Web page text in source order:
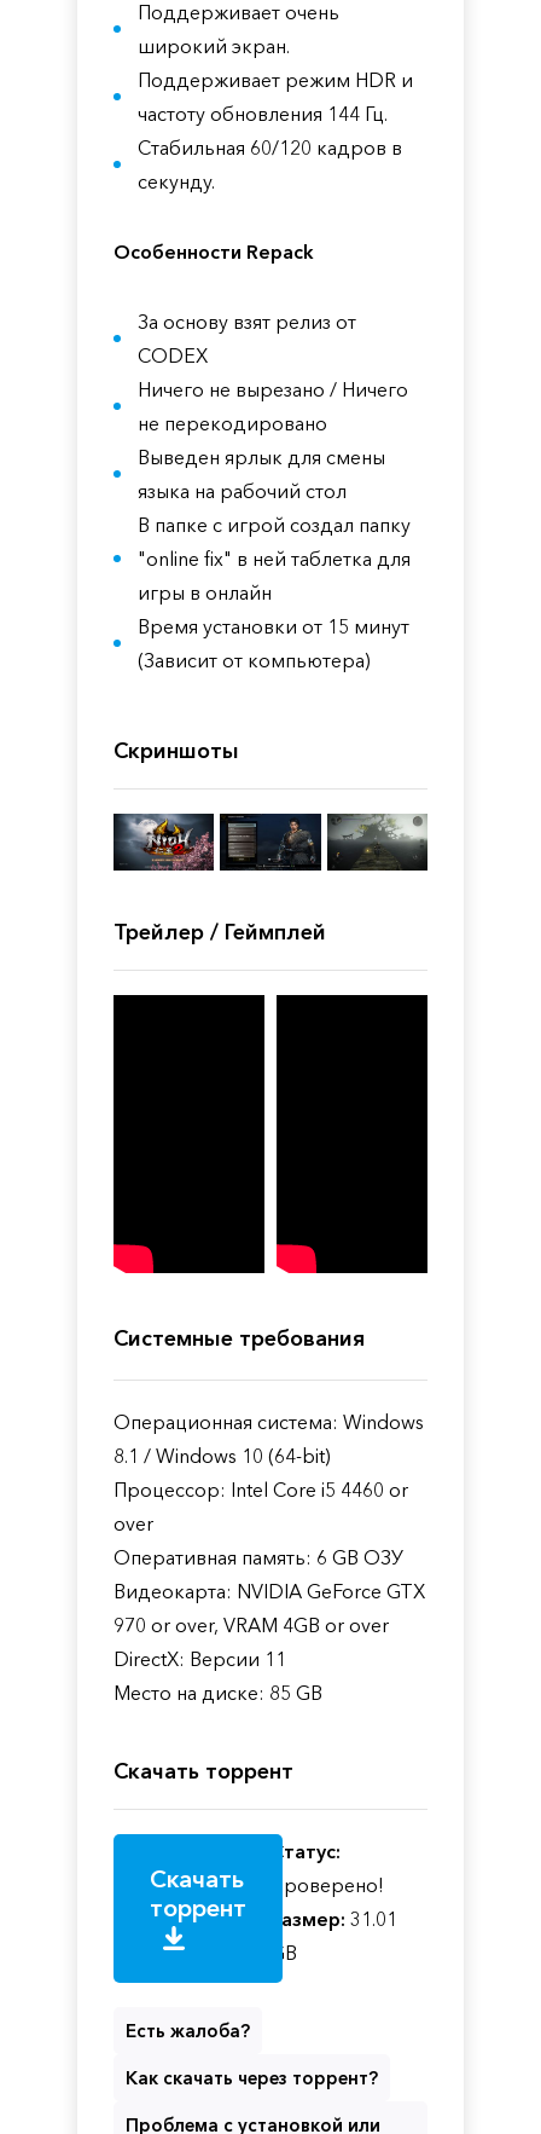
Поддерживает очень
широкий экран.
Поддерживает режим HDR и
частоту обновления 144 Гц.
Стабильная 60/120 кадров в
секунду.
Особенности Repack
За основу взят релиз от
CODEX
Ничего не вырезано / Ничего
не перекодировано
Выведен ярлык для смены
языка на рабочий стол
В папке с игрой создал папку
"online fix" в ней таблетка для
игры в онлайн
Время установки от 15 минут
(Зависит от компьютера)
Скриншоты
Трейлер / Геймплей
Системные требования
Операционная система: Windows
8.1 / Windows 10 (64-bit)
Процессор: Intel Core i5 4460 or
over
Оперативная память: 6 GB ОЗУ
Видеокарта: NVIDIA GeForce GTX
970 or over, VRAM 4GB or over
DirectX: Версии 11
Место на диске: 85 GB
Скачать торрент
Скачать
торрент
Статус:
Проверено!
Размер: 31.01
GB
Есть жалоба?
Как скачать через торрент?
Проблема с установкой или